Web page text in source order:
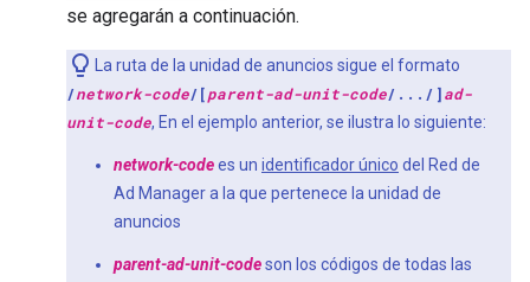
se agregarán a continuación.
La ruta de la unidad de anuncios sigue el formato
/network-code/[parent-ad-unit-code/.../]ad-
unit-code, En el ejemplo anterior, se ilustra lo siguiente:
network-codees un identificador único del Red de
Ad Manager a la que pertenece la unidad de
anuncios
parent-ad-unit-codeson los códigos de todas las